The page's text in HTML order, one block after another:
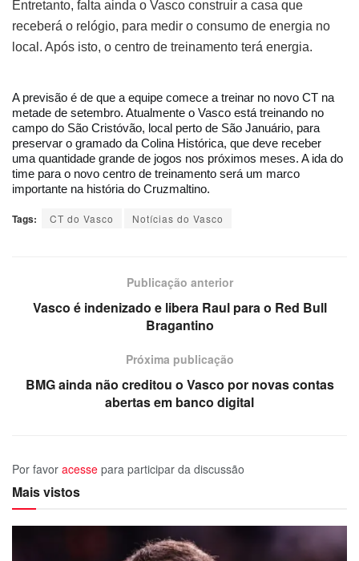
Entretanto, falta ainda o Vasco construir a casa que
receberá o relógio, para medir o consumo de energia no
local. Após isto, o centro de treinamento terá energia.
A previsão é de que a equipe comece a treinar no novo CT na
metade de setembro. Atualmente o Vasco está treinando no
campo do São Cristóvão, local perto de São Januário, para
preservar o gramado da Colina Histórica, que deve receber
uma quantidade grande de jogos nos próximos meses. A ida do
time para o novo centro de treinamento será um marco
importante na história do Cruzmaltino.
Tags: CT do Vasco Notícias do Vasco
Publicação anterior
Vasco é indenizado e libera Raul para o Red Bull
Bragantino
Próxima publicação
BMG ainda não creditou o Vasco por novas contas
abertas em banco digital
Por favor acesse para participar da discussão
Mais vistos